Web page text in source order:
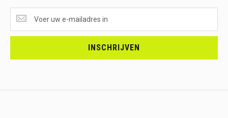
ONTVANGEN?
<br>SCHRIJF
INSCHRIJVEN